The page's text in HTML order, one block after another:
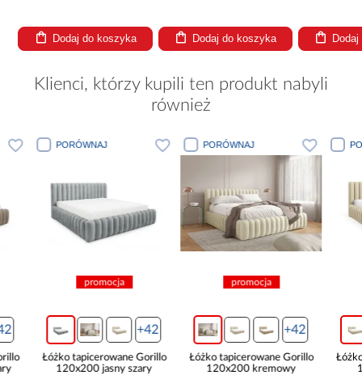
Dodaj do koszyka Dodaj do koszyka
Klienci, którzy kupili ten produkt nabyli
również
PORÓWNAJ
promocja
+42
Łóżko tapicerowane Gorillo
120x200 jasny szary
PORÓWNAJ
promocja
+42
Łóżko tapicerowane Gorillo
120x200 kremowy
Łóżko